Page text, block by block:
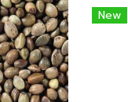
New